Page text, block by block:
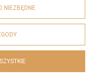
NIEZBĘDNE